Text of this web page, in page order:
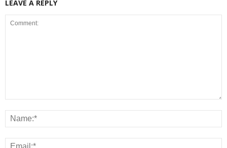
LEAVE A REPLY